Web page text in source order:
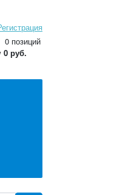
0 позиций
0 руб.